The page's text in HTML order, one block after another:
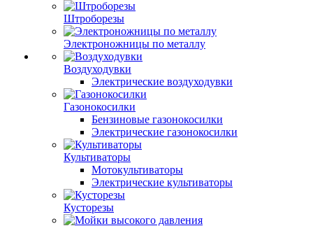
Штроборезы
Электроножницы по металлу
Воздуходувки
Электрические воздуходувки
Газонокосилки
Бензиновые газонокосилки
Электрические газонокосилки
Культиваторы
Мотокультиваторы
Электрические культиваторы
Кусторезы